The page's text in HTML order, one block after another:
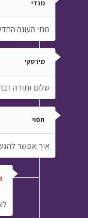
מנדי
מתי העונה
מירסקי
שלום ותודה
חסוי
איך אפשר